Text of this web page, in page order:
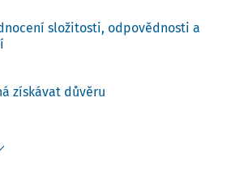
složitosti, odpovědnosti a
získávat důvěru